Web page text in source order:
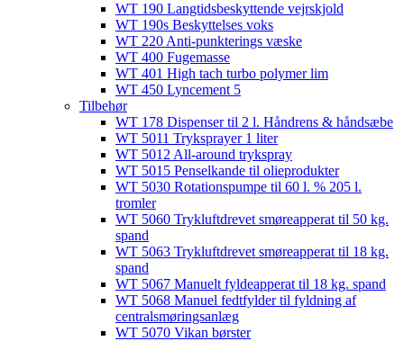
WT 190 Langtidsbeskyttende vejrskjold​
WT 190s Beskyttelses voks​
WT 220 Anti-punkterings væske
WT 400 Fugemasse
WT 401 High tach turbo polymer lim
WT 450 Lyncement 5
Tilbehør
WT 178 Dispenser til 2 l. Håndrens & håndsæbe
WT 5011 Tryksprayer 1 liter
WT 5012 All-around trykspray
WT 5015 Penselkande til olieprodukter
WT 5030 Rotationspumpe til 60 l. % 205 l.
tromler
WT 5060 Trykluftdrevet smøreapperat til 50 kg.
spand
WT 5063 Trykluftdrevet smøreapperat til 18 kg.
spand
WT 5067 Manuelt fyldeapperat til 18 kg. spand
WT 5068 Manuel fedtfylder til fyldning af
centralsmøringsanlæg
WT 5070 Vikan børster